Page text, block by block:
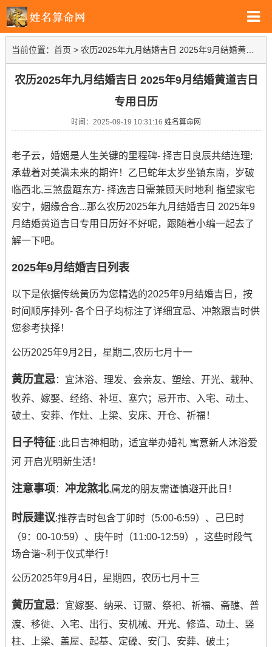
当前位置： 首页 > 农历2025年九月结婚吉日 2025年9月结婚黄道吉日专用日历
农历2025年九月结婚吉日 2025年9月结婚黄道吉日
专用日历
时间：2025-09-19 10:31:16 姓名算命网
老子云，婚姻是人生关键的里程碑- 择吉日良辰共结连理;
承载着对美满未来的期许！乙巳蛇年太岁坐镇东南，岁破
临西北,三煞盘踞东方- 择选吉日需兼顾天时地利 指望家宅
安宁，姻缘合合...那么农历2025年九月结婚吉日 2025年9
月结婚黄道吉日专用日历好不好呢，跟随着小编一起去了
解一下吧。
2025年9月结婚吉日列表
以下是依据传统黄历为您精选的2025年9月结婚吉日，按
时间顺序排列- 各个日子均标注了详细宜忌、冲煞跟吉时供
您参考抉择！
公历2025年9月2日，星期二,农历七月十一
黄历宜忌：宜沐浴、理发、会亲友、塑绘、开光、栽种、
牧养、嫁娶、经络、补垣、塞穴；忌开市、入宅、动土、
破土、安葬、作灶、上梁、安床、开仓、祈福！
日子特征 :此日吉神相助，适宜举办婚礼 寓意新人沐浴爱
河 开启光明新生活！
注意事项 ： 冲龙煞北,属龙的朋友需谨慎避开此日！
时辰建议:推荐吉时包含丁卯时（5:00-6:59）、己巳时
（9：00-10:59）、庚午时（11:00-12:59），这些时段气
场合谐~利于仪式举行！
公历2025年9月4日，星期四，农历七月十三
黄历宜忌：宜嫁娶、纳采、订盟、祭祀、祈福、斋醮、普
渡、移徙、入宅、出行、安机械、开光、修造、动土、竖
柱、上梁、盖屋、起基、定磉、安门、安葬、破土；